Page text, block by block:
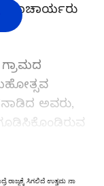
ಶಿವಾಚಾರ್ಯರು
ಅವರು,